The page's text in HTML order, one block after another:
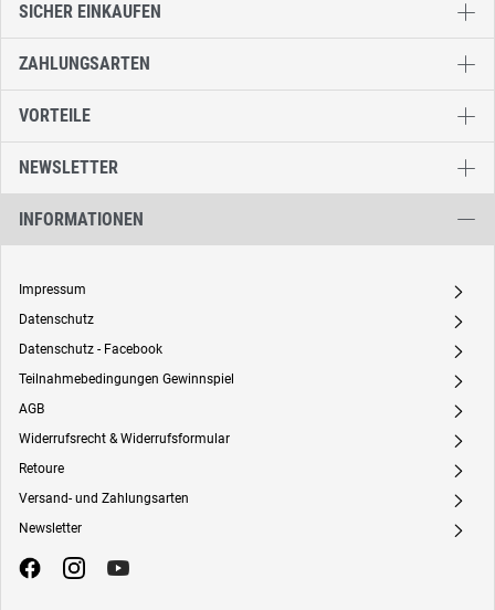
SICHER EINKAUFEN
ZAHLUNGSARTEN
VORTEILE
NEWSLETTER
INFORMATIONEN
Impressum A
Datenschutz A
Datenschutz - Facebook A
Teilnahmebedingungen Gewinnspiel A
AGB A
Widerrufsrecht & Widerrufsformular A
Retoure A
Versand- und Zahlungsarten A
Newsletter A